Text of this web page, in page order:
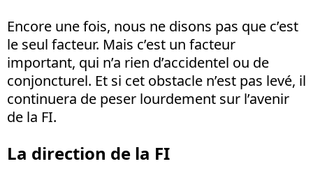
Encore une fois, nous ne disons pas que c’est
le seul facteur. Mais c’est un facteur
important, qui n’a rien d’accidentel ou de
conjoncturel. Et si cet obstacle n’est pas levé, il
continuera de peser lourdement sur l’avenir
de la FI.
La direction de la FI